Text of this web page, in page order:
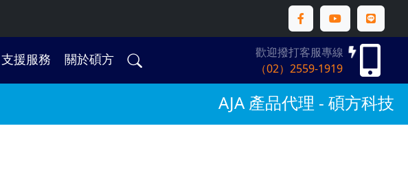
支援服務 關於碩方
歡迎撥打客服專線
（02）2559-1919
AJA 產品代理 - 碩方科技